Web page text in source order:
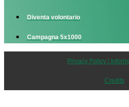
Diventa volontario
Campagna 5x1000
Privacy Policy |
Credits